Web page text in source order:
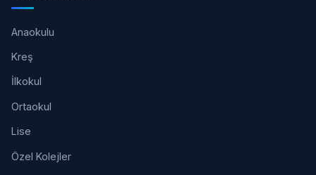
Anaokulu
Kreş
İlkokul
Ortaokul
Lise
Özel Kolejler